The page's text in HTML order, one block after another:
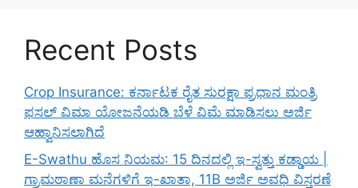
Recent Posts
Crop Insurance: ಕರ್ನಾಟಕ ರೈತ ಸುರಕ್ಷಾ ಪ್ರಧಾನ ಮಂತ್ರಿ
ಫಸಲ್ ವಿಮಾ ಯೋಜನೆಯಡಿ ಬೆಳೆ ವಿಮೆ ಮಾಡಿಸಲು ಅರ್ಜಿ
ಆಹ್ವಾನಿಸಲಾಗಿದೆ
E-Swathu ಹೊಸ ನಿಯಮ: 15 ದಿನದಲ್ಲಿ ಇ-ಸ್ವತ್ತು ಕಡ್ಡಾಯ |
ಗ್ರಾಮಠಾಣಾ ಮನೆಗಳಿಗೆ ಇ-ಖಾತಾ, 11B ಅರ್ಜಿ ಅವಧಿ ವಿಸ್ತರಣೆ